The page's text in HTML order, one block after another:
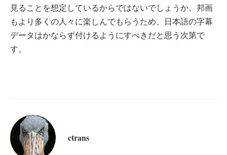
見ることを想定しているからではないでしょうか。邦画
もより多くの人々に楽しんでもらうため、日本語の字幕
データはかならず付けるようにすべきだと思う次第で
す。
ctrans